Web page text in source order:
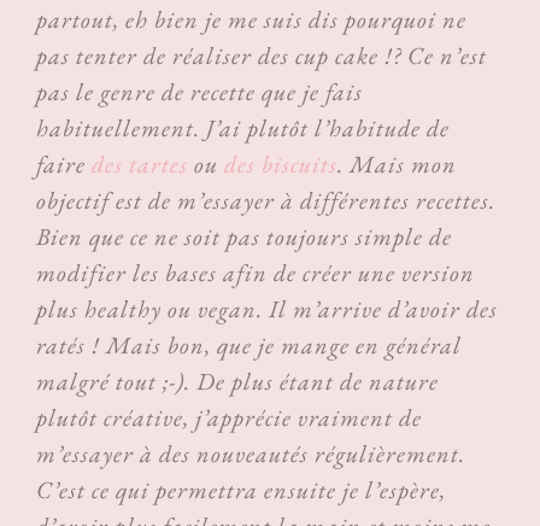
partout, eh bien je me suis dis pourquoi ne
pas tenter de réaliser des cup cake !? Ce n’est
pas le genre de recette que je fais
habituellement. J’ai plutôt l’habitude de
faire des tartes ou des biscuits. Mais mon
objectif est de m’essayer à différentes recettes.
Bien que ce ne soit pas toujours simple de
modifier les bases afin de créer une version
plus healthy ou vegan. Il m’arrive d’avoir des
ratés ! Mais bon, que je mange en général
malgré tout ;-). De plus étant de nature
plutôt créative, j’apprécie vraiment de
m’essayer à des nouveautés régulièrement.
C’est ce qui permettra ensuite je l’espère,